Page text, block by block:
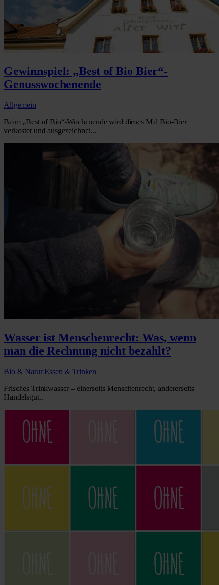
Gewinnspiel: „Best of Bio Bier“-
Genusswochenende
Allgemein
Beim „Best of Bio“-Wochenende wird dieses Mal Bio-Bier
verkostet und ausgezeichnet...
Wasser ist Menschenrecht: Was, wenn
man die Rechnung nicht bezahlt?
Bio & Natur Essen & Trinken
Frisches Trinkwasser – einerseits Menschenrecht, andererseits
Handelsgut...